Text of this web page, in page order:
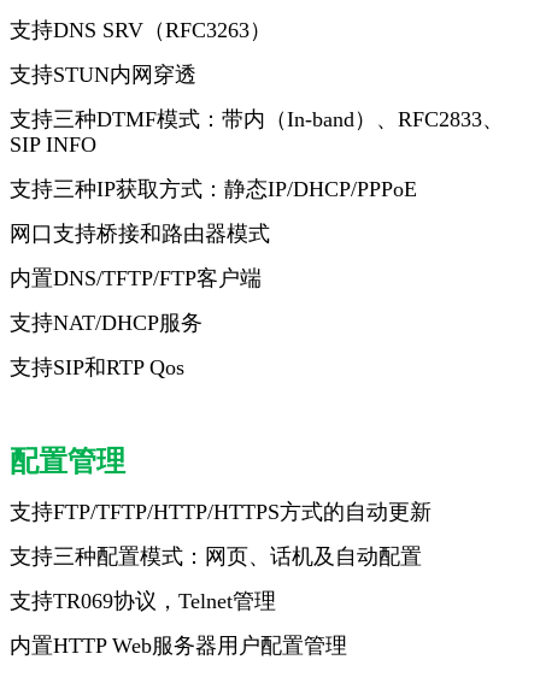
支持DNS SRV （RFC3263）
支持STUN内网穿透
支持三种DTMF模式：带内（In-band）、RFC2833、
SIP INFO
支持三种IP获取方式：静态IP/DHCP/PPPoE
网口支持桥接和路由器模式
内置DNS/TFTP/FTP客户端
支持NAT/DHCP服务
支持SIP和RTP Qos
配置管理
支持FTP/TFTP/HTTP/HTTPS方式的自动更新
支持三种配置模式：网页、话机及自动配置
支持TR069协议，Telnet管理
内置HTTP Web服务器用户配置管理